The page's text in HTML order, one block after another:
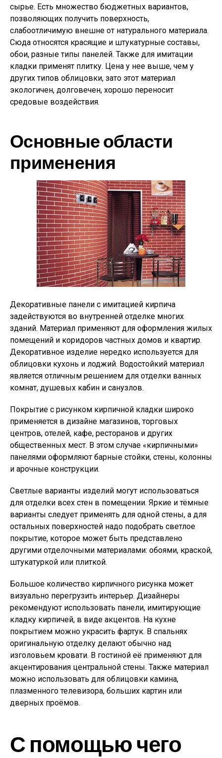
сырье. Есть множество бюджетных вариантов,
позволяющих получить поверхность,
слабоотличимую внешне от натурального материала.
Сюда относятся красящие и штукатурные составы,
обои, разные типы панелей. Также для имитации
кладки применят плитку. Цена у нее выше, чем у
других типов облицовки, зато этот материал
экологичен, долговечен, хорошо переносит
средовые воздействия.
Основные области
применения
Декоративные панели с имитацией кирпича
задействуются во внутренней отделке многих
зданий. Материал применяют для оформления жилых
помещений и коридоров частных домов и квартир.
Декоративное изделие нередко используется для
облицовки кухонь и лоджий. Водостойкий материал
является отличным решением для отделки ванных
комнат, душевых кабин и санузлов.
Покрытие с рисунком кирпичной кладки широко
применяется в дизайне магазинов, торговых
центров, отелей, кафе, ресторанов и других
общественных мест. В этом случае «кирпичными»
панелями оформляют барные стойки, стены, колонны
и арочные конструкции.
Светлые варианты изделий могут использоваться
для отделки всех стен в помещении. Яркие и тёмные
варианты следует применять для одной стены, а для
остальных поверхностей надо подобрать светлое
покрытие, которое может быть представлено
другими отделочными материалами: обоями, краской,
штукатуркой или плиткой.
Большое количество кирпичного рисунка может
визуально перегрузить интерьер. Дизайнеры
рекомендуют использовать панели, имитирующие
кладку кирпичей, в виде акцентов. На кухне
покрытием можно украсить фартук. В спальнях
оригинальную отделку делают обычно над
изголовьем кровати. В гостиной её применяют для
акцентирования центральной стены. Также материал
можно использовать для облицовки камина,
плазменного телевизора, больших картин или
дверных проёмов.
С помощью чего